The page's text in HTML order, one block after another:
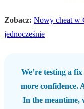
Zobacz: Nowy cheat w
jednocześnie
We’re testing a
more confidence.
In the meantime,